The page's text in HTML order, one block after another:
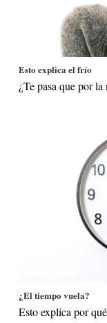
Esto explica el frío
¿Te pasa que por
¿El tiempo vuela?
Esto explica por